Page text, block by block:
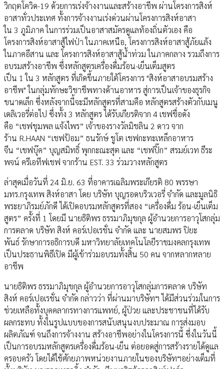
วิกฤตโควิด-19 ด้วยการเร่งจ้างงานและสร้างอาชีพ ผ่านโครงการสิงห์
อาสาทั่วประเทศ ทั้งการจ้างงานเร่งด่วนผ่านโครงการสิงห์อาสา
ใน 3 ภูมิภาค ในการร่วมเป็นอาสาสมัครดูแลท้องถิ่นตัวเอง คือ
โครงการสิงห์อาสาสู้ไฟป่า ในภาคเหนือ, โครงการสิงห์อาสาสู้ภัยแล้ง
ในภาคอีสาน และ โครงการสิงห์อาสาสู้น้ำท่วม ในภาคกลาง รวมถึงการ
อบรมสร้างอาชีพ ซึ่งหลักสูตรเครื่องดื่มร้อน-เย็นเต็มสูตร
เป็น 1 ใน 3 หลักสูตร ที่เกิดขึ้นภายใต้โครงการ "สิงห์อาสาอบรมสร้าง
อาชีพ" ในกลุ่มทักษะวิชาชีพทางด้านอาหาร สู่การเป็นเจ้าของธุรกิจ
ขนาดเล็ก ซึ่งหลังจากนี้จะมีหลักสูตรที่สามคือ หลักสูตรสร้างตัวกับเมนู
เดลิเวอรี่ต่อไป ซึ่งทั้ง 3 หลักสูตร ได้รับเกียรติจาก 4 เชฟชื่อดัง
คือ “เชฟชุมพล แจ้งไพร” เจ้าของรางวัลมิชลิน 2 ดาว จาก
ร้าน R.HAAN “เชฟป้อม” ธนรักษ์ ชูโต เชฟกะทะเหล็กอาหาร
จีน “เชฟบุ๊ค” บุญสมิทธิ์ พุกกะณะสุต และ “เชฟปิ๊ก” สรมย์เวท ธีระ
พจน์ ครีเอทีฟเชฟ จากร้าน EST. 33 ร่วมวางหลักสูตร
ล่าสุดเมื่อวันที่ 24 มิ.ย. 63 ที่อาคารเฉลิมพระเกียรติ 80 พรรษา
มทร.กรุงเทพ สิงห์อาสา โดย บริษัท บุญรอดบริวเวอรี่ จำกัด และมูลนิธิ
พระยาภิรมย์ภักดี ได้เปิดอบรมหลักสูตรที่สอง “เครื่องดื่ม ร้อน-เย็นเต็ม
สูตร” ครั้งที่ 1 โดยมี นายธิติพร ธรรมาภิมุขกุล ผู้อำนวยการอาวุโสกลุ่ม
การตลาด บริษัท สิงห์ คอร์เปอเรชั่น จำกัด และ นายสมพร ปิยะ
พันธ์ รักษาการอธิการบดี มหาวิทยาลัยเทคโนโลยีราชมงคลกรุงเทพ
เป็นประธานพิธีเปิด มีผู้เข้าร่วมอบรมทั้งสิ้น 50 คน จากหลากหลาย
อาชีพ
นายธิติพร ธรรมาภิมุขกุล ผู้อำนวยการอาวุโสกลุ่มการตลาด บริษัท
สิงห์ คอร์เปอเรชั่น จำกัด กล่าวว่า ที่ผ่านมาบริษัทฯ ได้มีส่วนร่วมในการ
ช่วยเหลือทั้งบุคคลากรทางการแพทย์, ผู้ป่วย และประชาชนที่ได้รับ
ผลกระทบ ทั้งในรูปแบบของการสนับสนุนงบประมาณ การส่งมอบ
ผลิตภัณฑ์ จนถึงการจ้างงาน สร้างอาชีพอย่างในโครงการนี้ ซึ่งในวันนี้
เป็นการอบรมหลักสูตรเครื่องดื่มร้อน-เย็น ต่อยอดสู่การสร้างรายได้ดูแล
ครอบครัว โดยได้ใช้ศักยภาพหน่วยงานภายในของบริษัทฯอย่างเต็มที่